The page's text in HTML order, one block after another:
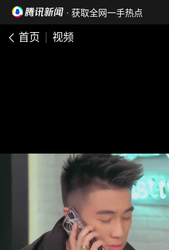
· 获取全网一手热点
首页 视频